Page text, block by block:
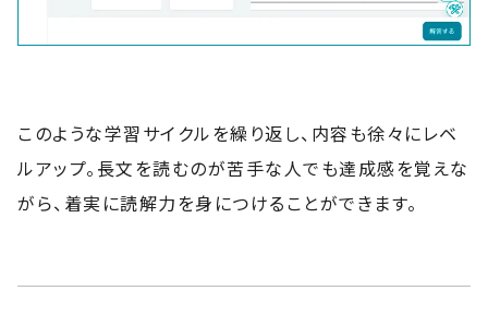
このような学習サイクルを繰り返し、内容も徐々にレベ
ルアップ。長文を読むのが苦手な人でも達成感を覚えな
がら、着実に読解力を身につけることができます。